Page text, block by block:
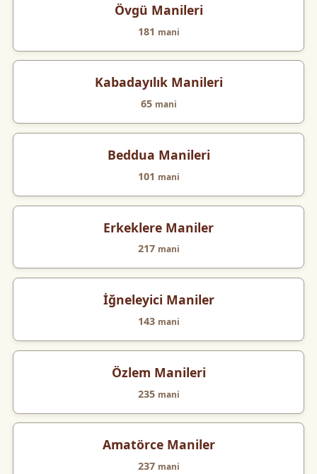
Övgü Manileri
181 mani
Kabadayılık Manileri
65 mani
Beddua Manileri
101 mani
Erkeklere Maniler
217 mani
İğneleyici Maniler
143 mani
Özlem Manileri
235 mani
Amatörce Maniler
237 mani